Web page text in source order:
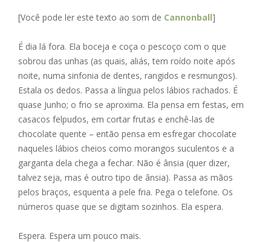
ac
e
b
o
o
k
e
ss
e
n
g
er
m
ai
l
at
s
A
p
p
ar
e
[Você pode ler este texto ao som de Cannonball]
É dia lá fora. Ela boceja e coça o pescoço com o que
sobrou das unhas (as quais, aliás, tem roído noite após
noite, numa sinfonia de dentes, rangidos e resmungos).
Estala os dedos. Passa a língua pelos lábios rachados. É
quase Junho; o frio se aproxima. Ela pensa em festas, em
casacos felpudos, em cortar frutas e enchê-las de
chocolate quente – então pensa em esfregar chocolate
naqueles lábios cheios como morangos suculentos e a
garganta dela chega a fechar. Não é ânsia (quer dizer,
talvez seja, mas é outro tipo de ânsia). Passa as mãos
pelos braços, esquenta a pele fria. Pega o telefone. Os
números quase que se digitam sozinhos. Ela espera.
Espera. Espera um pouco mais.